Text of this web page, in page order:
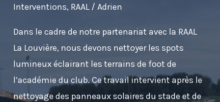
Interventions, RAAL/ Adrien
Dans le cadre de notre partenariat avec la RAAL
La Louvière, nous devons nettoyer les spots
lumineux éclairant les terrains de foot de
l’académie du club. Ce travail intervient après le
nettoyage des panneaux solaires du stade et de